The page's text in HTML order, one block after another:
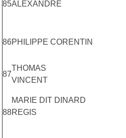
85ALEXANDRE
86PHILIPPE CORENTIN
87
THOMAS
VINCENT
88
MARIE DIT DINARD
REGIS